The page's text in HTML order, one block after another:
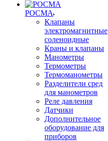
РОСМА
Клапаны
электромагнитные
соленоидные
Краны и клапаны
Манометры
Термометры
Термоманометры
Разделители сред
для манометров
Реле давления
Датчики
Дополнительное
оборудование для
приборов